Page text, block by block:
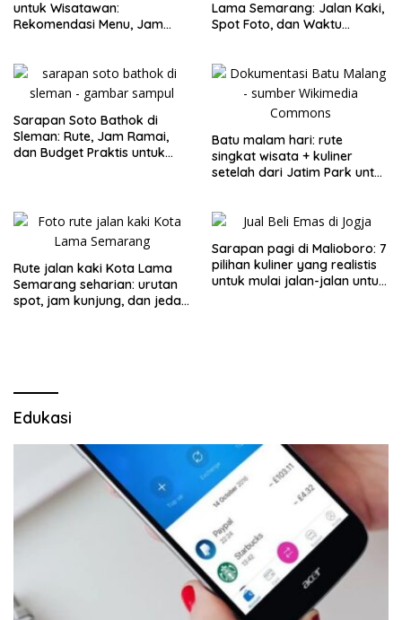
untuk Wisatawan:
Rekomendasi Menu, Jam
Lama Semarang: Jalan Kaki,
Spot Foto, dan Waktu
Sarapan Soto Bathok di
Sleman: Rute, Jam Ramai,
dan Budget Praktis untuk
Batu malam hari: rute
singkat wisata + kuliner
setelah dari Jatim Park untuk
Rute jalan kaki Kota Lama
Semarang seharian: urutan
spot, jam kunjung, dan jeda
Sarapan pagi di Malioboro: 7
pilihan kuliner yang realistis
untuk mulai jalan-jalan untuk
Edukasi